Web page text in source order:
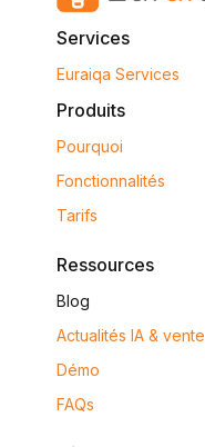
Services
Euraiqa Services
Produits
Pourquoi
Fonctionnalités
Tarifs
Ressources
Blog
Actualités IA & vente
Démo
FAQs